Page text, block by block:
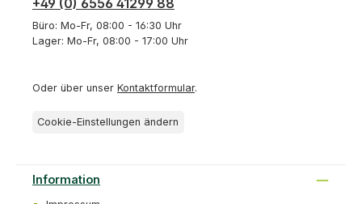
+49 (0) 6556 41299 88
Büro: Mo-Fr, 08:00 - 16:30 Uhr
Lager: Mo-Fr, 08:00 - 17:00 Uhr
Oder über unser Kontaktformular.
Cookie-Einstellungen ändern
Information